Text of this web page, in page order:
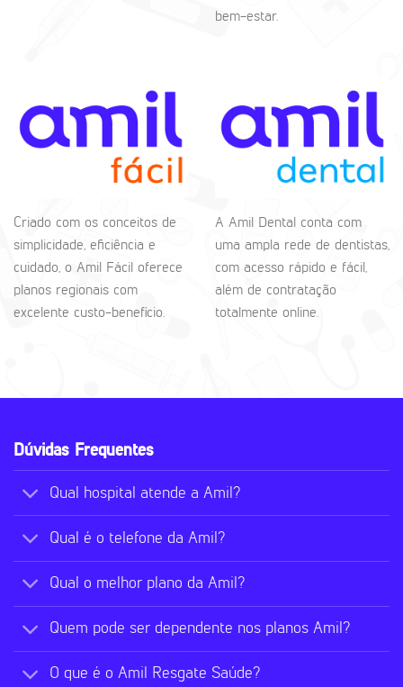
bem-estar.
Criado com os conceitos de
simplicidade, eficiência e
cuidado, o Amil Fácil oferece
planos regionais com
excelente custo-benefício.
A Amil Dental conta com
uma ampla rede de dentistas,
com acesso rápido e fácil,
além de contratação
totalmente online.
Dúvidas Frequentes
Qual hospital atende a Amil?
Qual é o telefone da Amil?
Qual o melhor plano da Amil?
Quem pode ser dependente nos planos Amil?
O que é o Amil Resgate Saúde?